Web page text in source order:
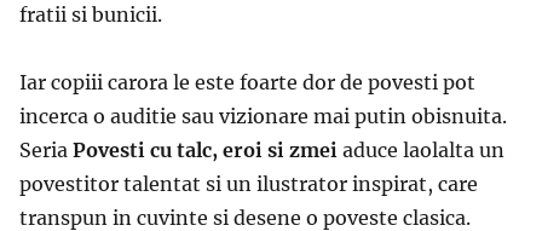
fratii si bunicii.
Iar copiii carora le este foarte dor de povesti pot
incerca o auditie sau vizionare mai putin obisnuita.
Seria Povesti cu talc, eroi si zmei aduce laolalta un
povestitor talentat si un ilustrator inspirat, care
transpun in cuvinte si desene o poveste clasica.